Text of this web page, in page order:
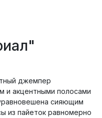
джемпер
и акцентными полосами
сияющим
из пайеток равномерно